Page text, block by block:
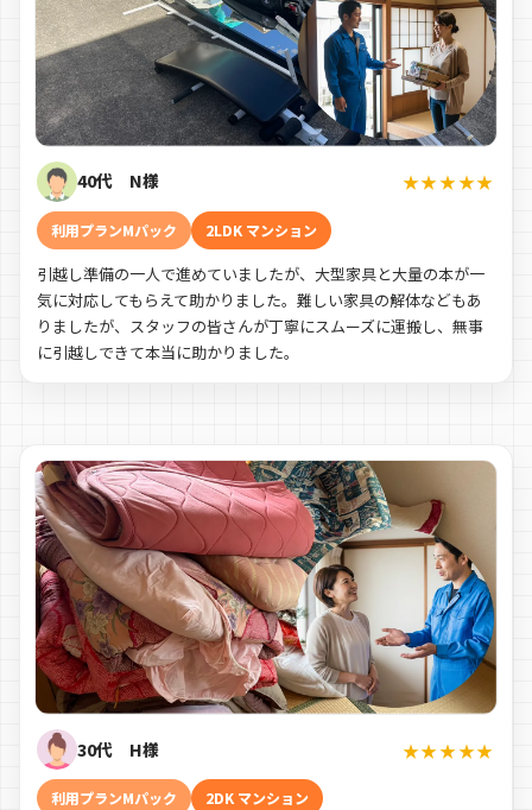
40代 N様 ★★★★★
利用プランMパック 2LDK マンション
引越し準備の一人で進めていましたが、大型家具と大量の本が一
気に対応してもらえて助かりました。難しい家具の解体などもあ
りましたが、スタッフの皆さんが丁寧にスムーズに運搬し、無事
に引越しできて本当に助かりました。
30代 H様 ★★★★★
利用プランMパック 2DK マンション